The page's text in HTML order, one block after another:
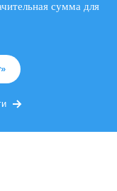
сумма для